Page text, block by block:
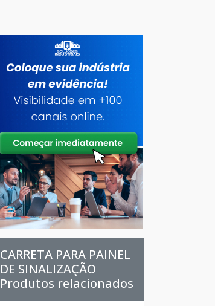
CARRETA PARA PAINEL
DE SINALIZAÇÃO
Produtos relacionados